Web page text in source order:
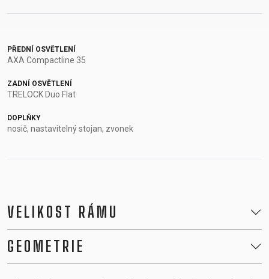
PŘEDNÍ OSVĚTLENÍ
AXA Compactline 35
ZADNÍ OSVĚTLENÍ
TRELOCK Duo Flat
DOPLŇKY
nosič, nastavitelný stojan, zvonek
VELIKOST RÁMU
GEOMETRIE